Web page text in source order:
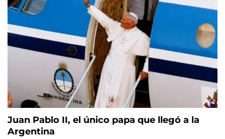
Juan Pablo II, el único papa que llegó a la
Argentina